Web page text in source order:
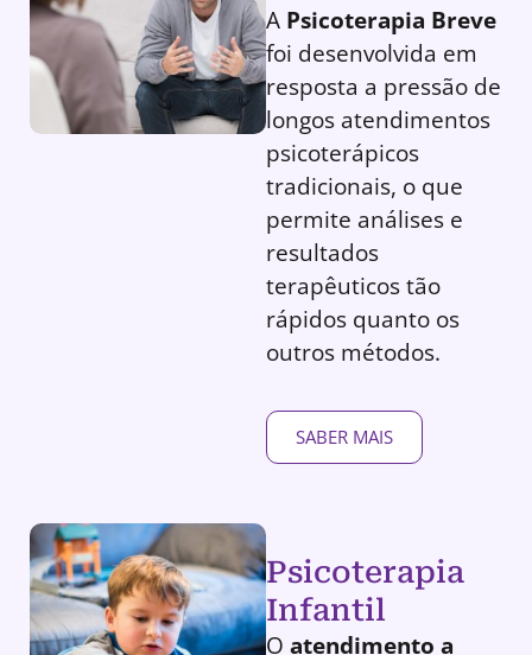
A Psicoterapia Breve
foi desenvolvida em
resposta a pressão de
longos atendimentos
psicoterápicos
tradicionais, o que
permite análises e
resultados
terapêuticos tão
rápidos quanto os
outros métodos.
SABER MAIS
Psicoterapia
Infantil
O atendimento a